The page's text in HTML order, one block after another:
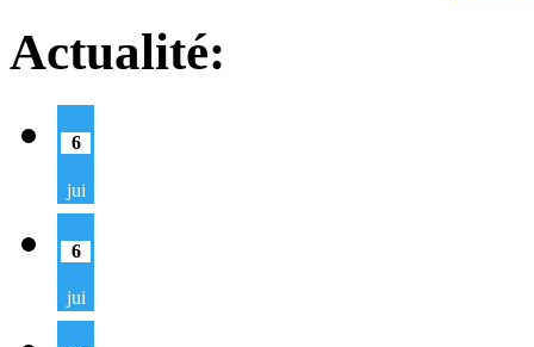
Actualité:
6
jui
6
jui